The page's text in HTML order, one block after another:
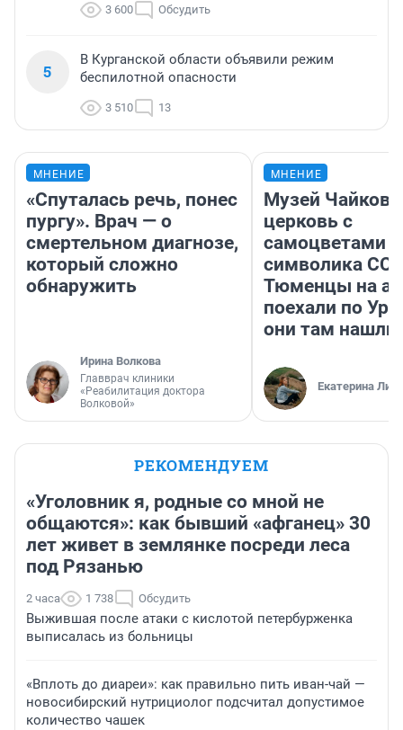
3 600 Обсудить
5
В Курганской области объявили режим
беспилотной опасности
3 510 13
МНЕНИЕ
«Спуталась речь, понес
пургу». Врач — о
смертельном диагнозе,
который сложно
обнаружить
Ирина Волкова
Главврач клиники
«Реабилитация доктора
Волковой»
МНЕНИЕ
Музей
церковь с
самоцветами
символика
Тюменцы на
поехали по
они там нашли
Екатерина
РЕКОМЕНДУЕМ
«Уголовник я, родные со мной не
общаются»: как бывший «афганец» 30
лет живет в землянке посреди леса
под Рязанью
2 часа 1 738 Обсудить
Выжившая после атаки с кислотой петербурженка
выписалась из больницы
«Вплоть до диареи»: как правильно пить иван-чай —
новосибирский нутрициолог подсчитал допустимое
количество чашек